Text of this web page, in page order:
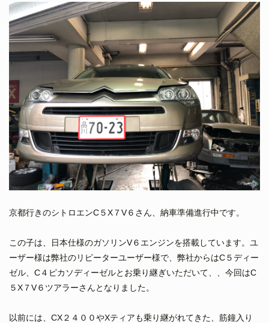
京都行きのシトロエンC５X７V６さん、納車準備進行中です。
この子は、日本仕様のガソリンV６エンジンを搭載しています。ユ
ーザー様は弊社のリピーターユーザー様で、弊社からはC５ディー
ゼル、C４ピカソディーゼルとお乗り継ぎいただいて、、今回はC
５X７V６ツアラーさんとなりました。
以前には、CX２４００やXティアも乗り継がれてきた、筋鐘入り